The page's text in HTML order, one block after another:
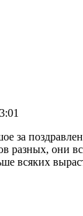
за
разных, они
всяких